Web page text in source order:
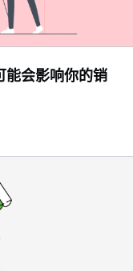
能会影响你的销